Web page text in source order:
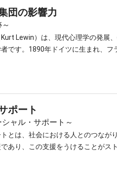
団の影響力
Lewin）は、現代心理学の発展
です。1890年ドイツに生まれ、フ
バラな音の結合としてではなく、
は森を見るときには、高い木が何
という一つのまとまりとして見てい
分や要素に分解しえない、まとま
と名づけて、全体性を強調する視
学です。
理学は、感覚や知覚を中心とする
たレヴィンは、感情や欲求、パー
ポート
ャル・サポート～
とは、社会における人とのつなが
あり、この支援をうけることがス